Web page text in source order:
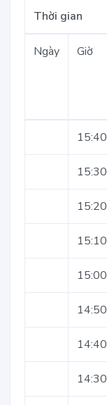
Thời gian
Ngày Giờ
15:40
15:30
15:20
15:10
15:00
14:50
14:40
14:30